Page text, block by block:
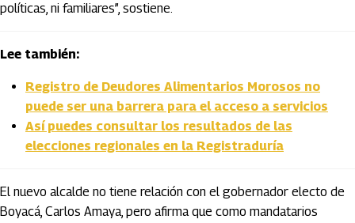
políticas, ni familiares”, sostiene.
Lee también:
Registro de Deudores Alimentarios Morosos no
puede ser una barrera para el acceso a servicios
Así puedes consultar los resultados de las
elecciones regionales en la Registraduría
El nuevo alcalde no tiene relación con el gobernador electo de
Boyacá, Carlos Amaya, pero afirma que como mandatarios